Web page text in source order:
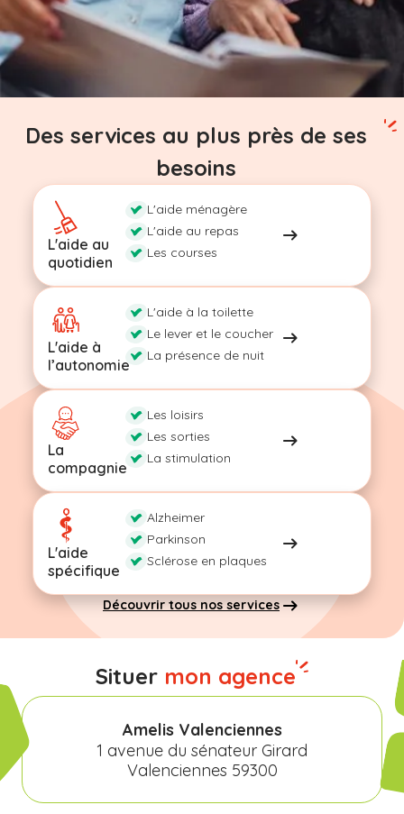
Des services au plus près de ses
besoins
L'aide au
quotidien
L'aide ménagère
L'aide au repas
Les courses
L'aide à
l’autonomie
L'aide à la toilette
Le lever et le coucher
La présence de nuit
La
compagnie
Les loisirs
Les sorties
La stimulation
L'aide
spécifique
Alzheimer
Parkinson
Sclérose en plaques
Découvrir tous nos services
Situer mon agence
Amelis Valenciennes
1 avenue du sénateur Girard
Valenciennes 59300